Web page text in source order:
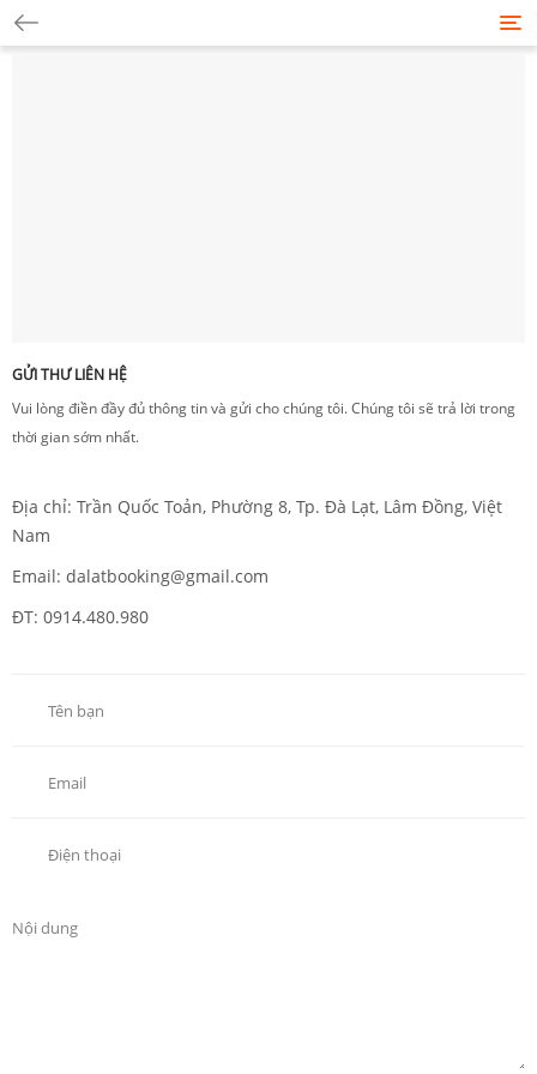
GỬI THƯ LIÊN HỆ
Vui lòng điền đầy đủ thông tin và gửi cho chúng tôi. Chúng tôi sẽ trả lời trong
thời gian sớm nhất.
Địa chỉ: Trần Quốc Toản, Phường 8, Tp. Đà Lạt, Lâm Đồng, Việt
Nam
Email: dalatbooking@gmail.com
ĐT: 0914.480.980